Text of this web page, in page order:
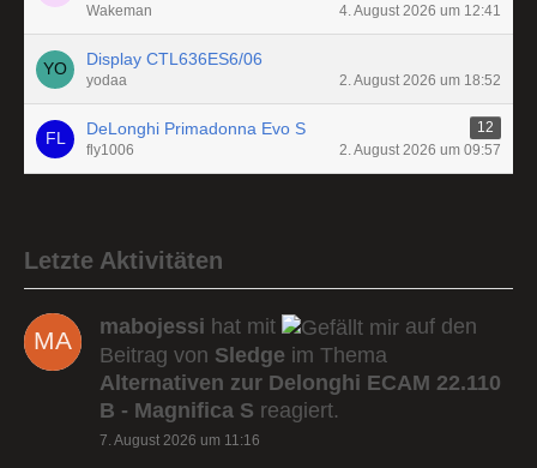
Wakeman 4. August 2026 um 12:41
Display CTL636ES6/06
yodaa 2. August 2026 um 18:52
DeLonghi Primadonna Evo S
12
fly1006
2. August 2026 um 09:57
Letzte Aktivitäten
mabojessi hat mit
auf den
Beitrag von Sledge im Thema
Alternativen zur Delonghi ECAM 22.110
B - Magnifica S reagiert.
7. August 2026 um 11:16